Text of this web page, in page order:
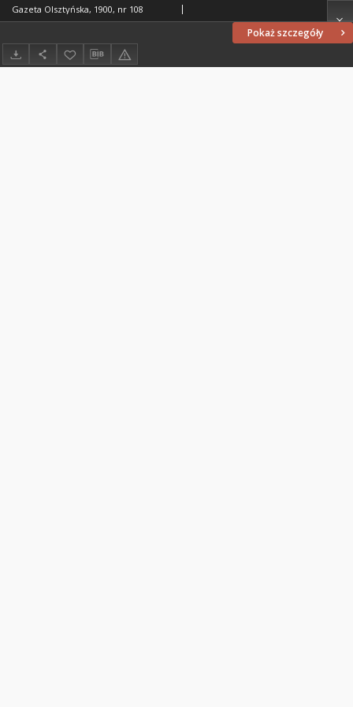
Pokaż szczegóły
Gazeta Olsztyńska, 1900, nr 108